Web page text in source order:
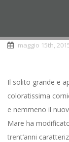
maggio 15th,
Il solito grande e
coloratissima
e nemmeno il
Mare ha
trent’anni